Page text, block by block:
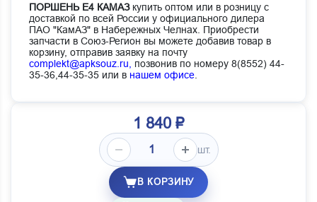
ПОРШЕНЬ Е4 КАМАЗкупить оптом или в розницу с
доставкой по всей России у официального дилера
ПАО "КамАЗ" в Набережных Челнах. Приобрести
запчасти в Союз-Регион вы можете добавив товар в
корзину, отправив заявку на почту
complekt@apksouz.ru,
позвонив по номеру 8(8552) 44-
35-36,44-35-35 или в нашем офисе
1 840 ₽
шт.
В КОРЗИНУ